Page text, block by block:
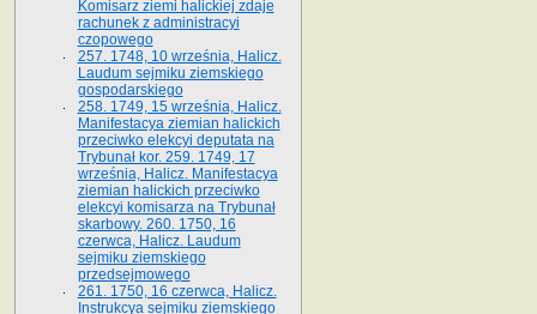
Komisarz ziemi halickiej zdaje
rachunek z administracyi
czopowego
257. 1748, 10 września, Halicz.
Laudum sejmiku ziemskiego
gospodarskiego
258. 1749, 15 września, Halicz.
Manifestacya ziemian halickich
przeciwko elekcyi deputata na
Trybunał kor. 259. 1749, 17
września, Halicz. Manifestacya
ziemian halickich przeciwko
elekcyi komisarza na Trybunał
skarbowy. 260. 1750, 16
czerwca, Halicz. Laudum
sejmiku ziemskiego
przedsejmowego
261. 1750, 16 czerwca, Halicz.
Instrukcya sejmiku ziemskiego